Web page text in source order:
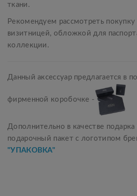
ткани.
Рекомендуем рассмотреть
визитницей, обложкой для
коллекции.
Данный аксессуар предлагается в
фирменной коробочке -
Дополнительно в качестве
подарочный пакет с логотипом
"УПАКОВКА"